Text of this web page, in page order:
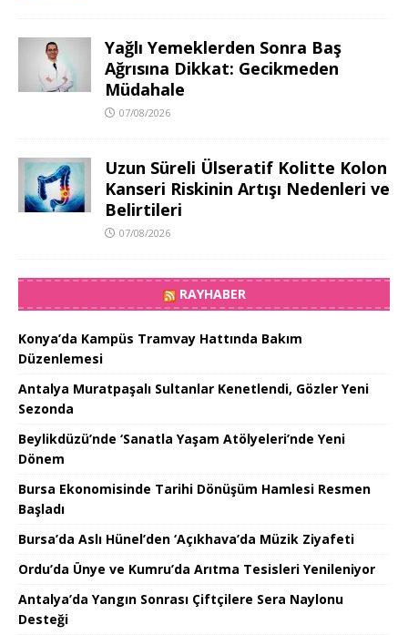
Yağlı Yemeklerden Sonra Baş
Ağrısına Dikkat: Gecikmeden
Müdahale
07/08/2026
Uzun Süreli Ülseratif Kolitte Kolon
Kanseri Riskinin Artışı Nedenleri ve
Belirtileri
07/08/2026
RAYHABER
Konya’da Kampüs Tramvay Hattında Bakım
Düzenlemesi
Antalya Muratpaşalı Sultanlar Kenetlendi, Gözler Yeni
Sezonda
Beylikdüzü’nde ‘Sanatla Yaşam Atölyeleri’nde Yeni
Dönem
Bursa Ekonomisinde Tarihi Dönüşüm Hamlesi Resmen
Başladı
Bursa’da Aslı Hünel’den ‘Açıkhava’da Müzik Ziyafeti
Ordu’da Ünye ve Kumru’da Arıtma Tesisleri Yenileniyor
Antalya’da Yangın Sonrası Çiftçilere Sera Naylonu
Desteği